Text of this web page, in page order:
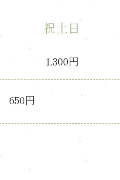
祝土日
1,300円
650円